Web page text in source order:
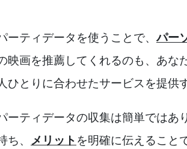
ーティデータを使うことで、パー
映画を推薦してくれるのも、あな
ひとりに合わせたサービスを提供
ーティデータの収集は簡単では
ち、 メリット を明確に伝えること